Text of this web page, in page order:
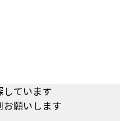
ています
願いします